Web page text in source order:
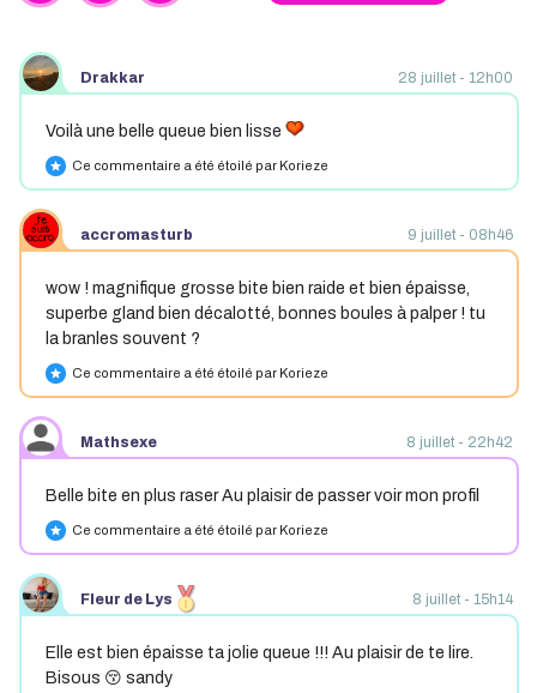
Drakkar 28 juillet - 12h00
Voilà une belle queue bien lisse
star Ce commentaire a été étoilé par Korieze
accromasturb 9 juillet - 08h46
wow ! magnifique grosse bite bien raide et bien épaisse,
superbe gland bien décalotté, bonnes boules à palper ! tu
la branles souvent ?
star Ce commentaire a été étoilé par Korieze
Mathsexe 8 juillet - 22h42
Belle bite en plus raser Au plaisir de passer voir mon profil
star Ce commentaire a été étoilé par Korieze
Fleur de Lys 8 juillet - 15h14
Elle est bien épaisse ta jolie queue !!! Au plaisir de te lire.
Bisous 😚 sandy